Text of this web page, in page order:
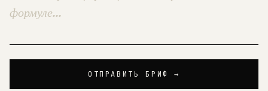
ОТПРАВИТЬ БРИФ →